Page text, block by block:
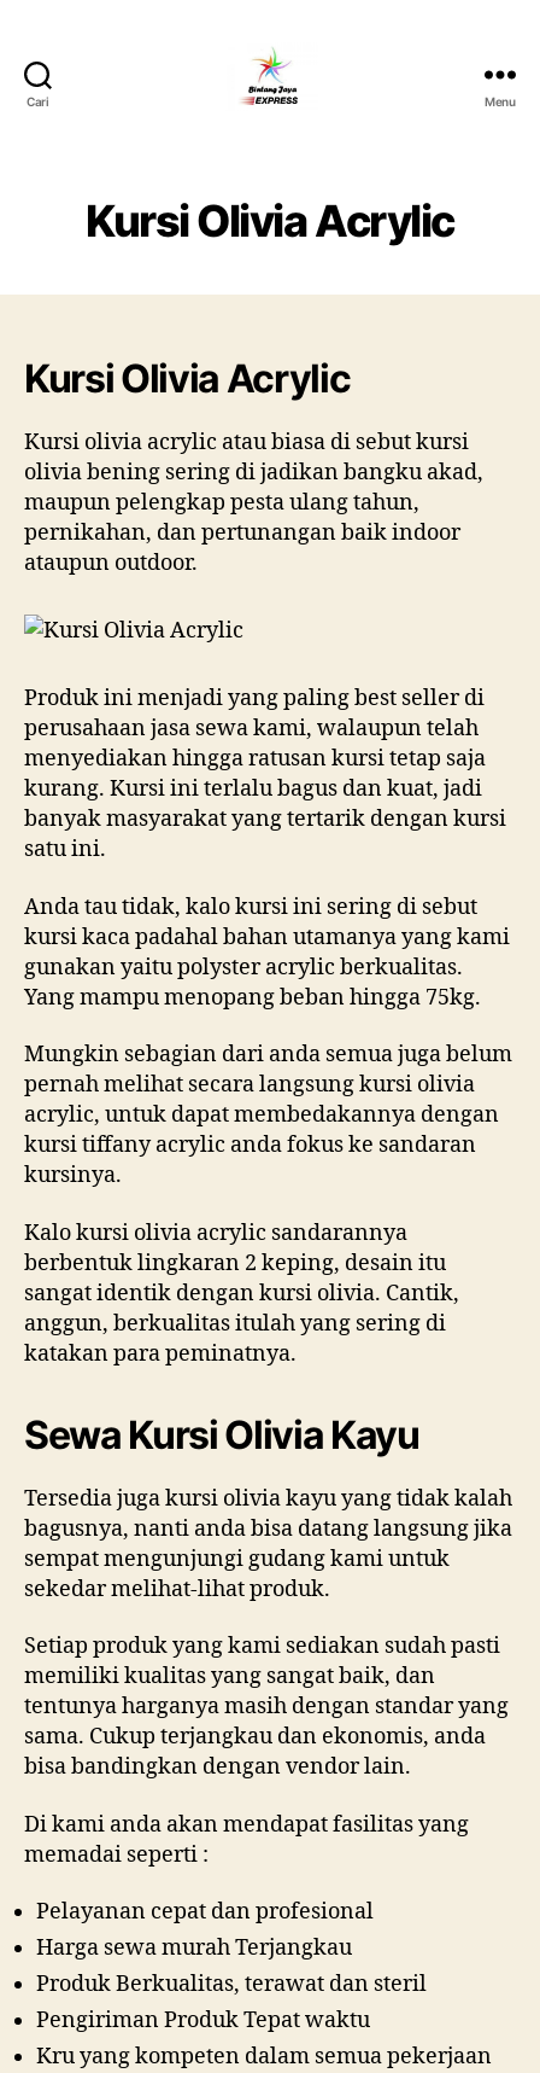
Cari
Pesta
Jabodetabek,Tlp.0878-
Menu
Kursi Olivia Acrylic
Kursi Olivia Acrylic
Kursi olivia acrylic atau biasa di sebut kursi
olivia bening sering di jadikan bangku akad,
maupun pelengkap pesta ulang tahun,
pernikahan, dan pertunangan baik indoor
ataupun outdoor.
Produk ini menjadi yang paling best seller di
perusahaan jasa sewa kami, walaupun telah
menyediakan hingga ratusan kursi tetap saja
kurang. Kursi ini terlalu bagus dan kuat, jadi
banyak masyarakat yang tertarik dengan kursi
satu ini.
Anda tau tidak, kalo kursi ini sering di sebut
kursi kaca padahal bahan utamanya yang kami
gunakan yaitu polyster acrylic berkualitas.
Yang mampu menopang beban hingga 75kg.
Mungkin sebagian dari anda semua juga belum
pernah melihat secara langsung kursi olivia
acrylic, untuk dapat membedakannya dengan
kursi tiffany acrylic anda fokus ke sandaran
kursinya.
Kalo kursi olivia acrylic sandarannya
berbentuk lingkaran 2 keping, desain itu
sangat identik dengan kursi olivia. Cantik,
anggun, berkualitas itulah yang sering di
katakan para peminatnya.
Sewa Kursi Olivia Kayu
Tersedia juga kursi olivia kayu yang tidak kalah
bagusnya, nanti anda bisa datang langsung jika
sempat mengunjungi gudang kami untuk
sekedar melihat-lihat produk.
Setiap produk yang kami sediakan sudah pasti
memiliki kualitas yang sangat baik, dan
tentunya harganya masih dengan standar yang
sama. Cukup terjangkau dan ekonomis, anda
bisa bandingkan dengan vendor lain.
Di kami anda akan mendapat fasilitas yang
memadai seperti :
Pelayanan cepat dan profesional
Harga sewa murah Terjangkau
Produk Berkualitas, terawat dan steril
Pengiriman Produk Tepat waktu
Kru yang kompeten dalam semua pekerjaan